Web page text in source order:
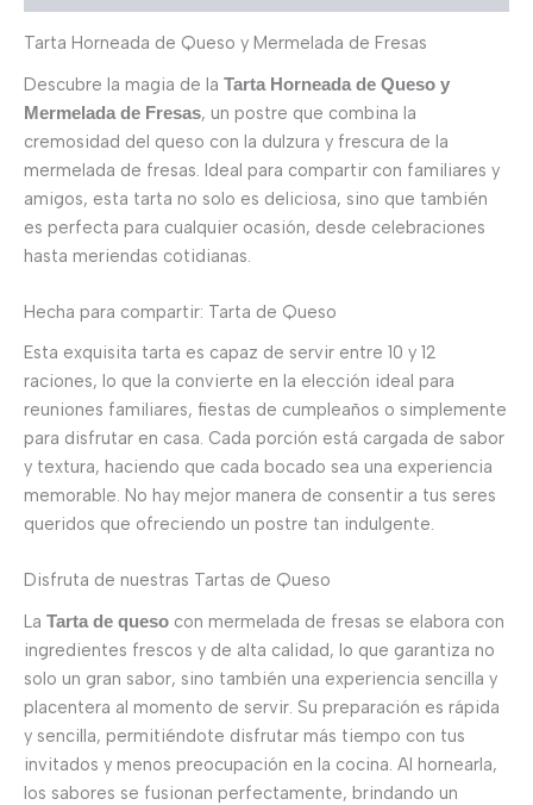
Tarta Horneada de Queso y Mermelada de Fresas
Descubre la magia de la Tarta Horneada de Queso y
Mermelada de Fresas, un postre que combina la
cremosidad del queso con la dulzura y frescura de la
mermelada de fresas. Ideal para compartir con familiares y
amigos, esta tarta no solo es deliciosa, sino que también
es perfecta para cualquier ocasión, desde celebraciones
hasta meriendas cotidianas.
Hecha para compartir: Tarta de Queso
Esta exquisita tarta es capaz de servir entre 10 y 12
raciones, lo que la convierte en la elección ideal para
reuniones familiares, fiestas de cumpleaños o simplemente
para disfrutar en casa. Cada porción está cargada de sabor
y textura, haciendo que cada bocado sea una experiencia
memorable. No hay mejor manera de consentir a tus seres
queridos que ofreciendo un postre tan indulgente.
Disfruta de nuestras Tartas de Queso
La Tarta de queso con mermelada de fresas se elabora con
ingredientes frescos y de alta calidad, lo que garantiza no
solo un gran sabor, sino también una experiencia sencilla y
placentera al momento de servir. Su preparación es rápida
y sencilla, permitiéndote disfrutar más tiempo con tus
invitados y menos preocupación en la cocina. Al hornearla,
los sabores se fusionan perfectamente, brindando un